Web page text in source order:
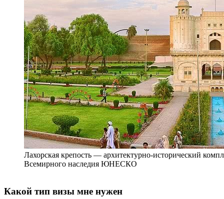
Лахорская крепость — архитектурно-исторический
Всемирного наследия ЮНЕСКО
Какой тип визы мне нужен